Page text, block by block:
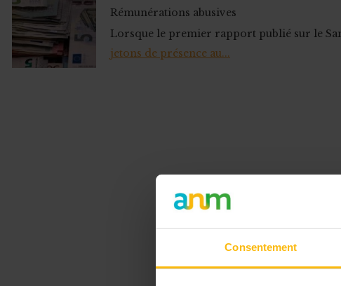
Consentement
Rémunérations abusives
Lorsque le premier rapport publié sur le
jetons de présence au...